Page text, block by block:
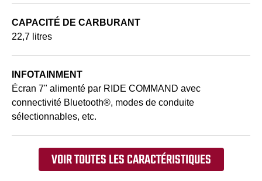
CAPACITÉ DE CARBURANT
22,7 litres
INFOTAINMENT
Écran 7" alimenté par RIDE COMMAND avec
connectivité Bluetooth®, modes de conduite
sélectionnables, etc.
VOIR TOUTES LES CARACTÉRISTIQUES